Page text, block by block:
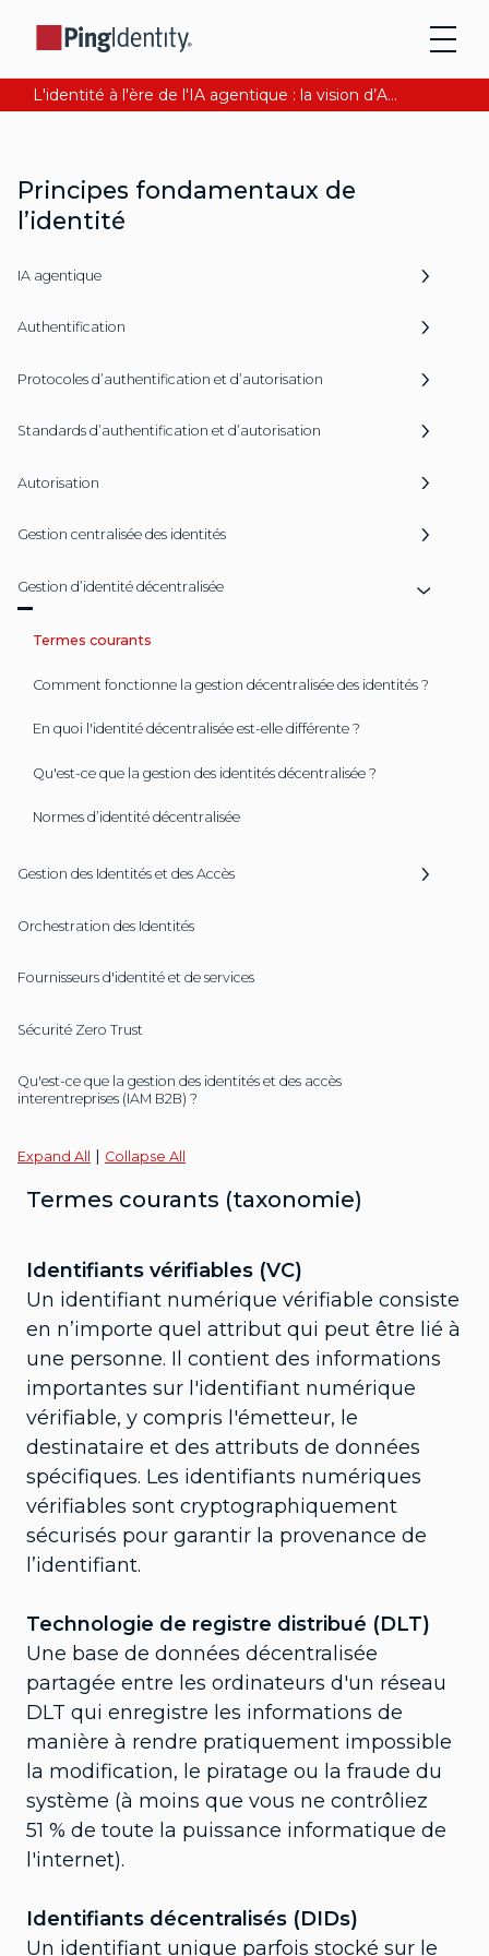
L'identité à l'ère de l'IA agentique : la vision d’Andre Durand sur la confiance numérique
Principes fondamentaux de
l’identité
IA agentique
Authentification
Protocoles d’authentification et d’autorisation
Standards d’authentification et d’autorisation
Autorisation
Gestion centralisée des identités
Gestion d’identité décentralisée
Termes courants
Comment fonctionne la gestion décentralisée des identités ?
En quoi l'identité décentralisée est-elle différente ?
Qu'est-ce que la gestion des identités décentralisée ?
Normes d’identité décentralisée
Gestion des Identités et des Accès
Orchestration des Identités
Fournisseurs d'identité et de services
Sécurité Zero Trust
Qu'est-ce que la gestion des identités et des accès
interentreprises (IAM B2B) ?
Expand All | Collapse All
Termes courants (taxonomie)
Identifiants vérifiables (VC)
Un identifiant numérique vérifiable consiste
en n’importe quel attribut qui peut être lié à
une personne. Il contient des informations
importantes sur l'identifiant numérique
vérifiable, y compris l'émetteur, le
destinataire et des attributs de données
spécifiques. Les identifiants numériques
vérifiables sont cryptographiquement
sécurisés pour garantir la provenance de
l’identifiant.
Technologie de registre distribué (DLT)
Une base de données décentralisée
partagée entre les ordinateurs d'un réseau
DLT qui enregistre les informations de
manière à rendre pratiquement impossible
la modification, le piratage ou la fraude du
système (à moins que vous ne contrôliez
51 % de toute la puissance informatique de
l'internet).
Identifiants décentralisés (DIDs)
Un identifiant unique parfois stocké sur le